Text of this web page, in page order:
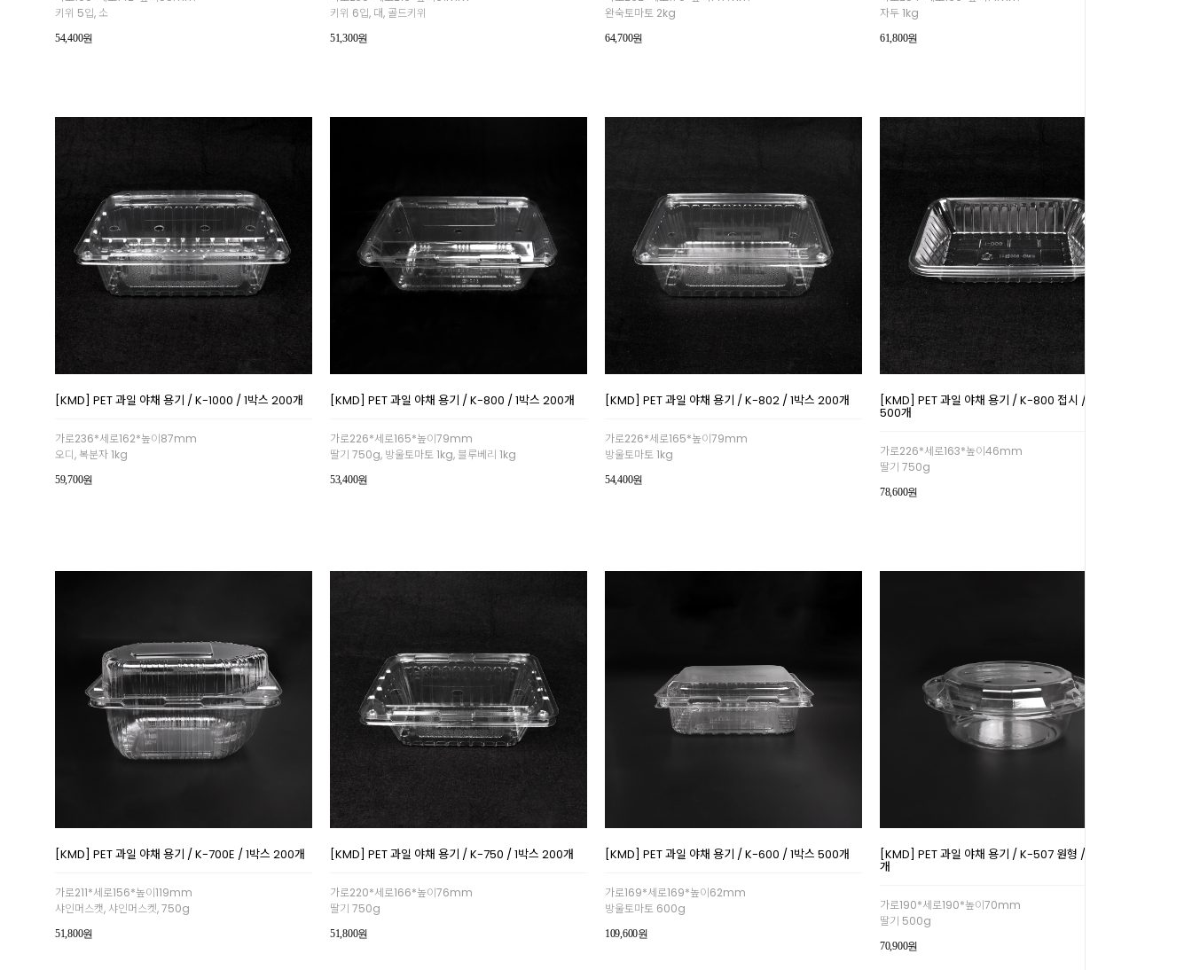
키위 5입, 소
54,400원
키위 6입, 대, 골드키위
51,300원
완숙토마토 2kg
64,700원
자두 1kg
61,800원
[KMD] PET 과일 야채 용기 / K-1000 / 1박스 200개
가로236*세로162*높이87mm
오디, 복분자 1kg
59,700원
[KMD] PET 과일 야채 용기 / K-800 / 1박스 200개
가로226*세로165*높이79mm
딸기 750g, 방울토마토 1kg, 블루베리 1kg
53,400원
[KMD] PET 과일 야채 용기 / K-802 / 1박스 200개
가로226*세로165*높이79mm
방울토마토 1kg
54,400원
[KMD] PET 과일 야채 용기 / K-800 접시 / 1박스
500개
가로226*세로163*높이46mm
딸기 750g
78,600원
[KMD] PET 과일 야채 용기 / K-700E / 1박스 200개
가로211*세로156*높이119mm
샤인머스캣, 샤인머스켓, 750g
51,800원
[KMD] PET 과일 야채 용기 / K-750 / 1박스 200개
가로220*세로166*높이76mm
딸기 750g
51,800원
[KMD] PET 과일 야채 용기 / K-600 / 1박스 500개
가로169*세로169*높이62mm
방울토마토 600g
109,600원
[KMD] PET 과일 야채 용기 / K-507 원형 / 1박스 300
개
가로190*세로190*높이70mm
딸기 500g
70,900원